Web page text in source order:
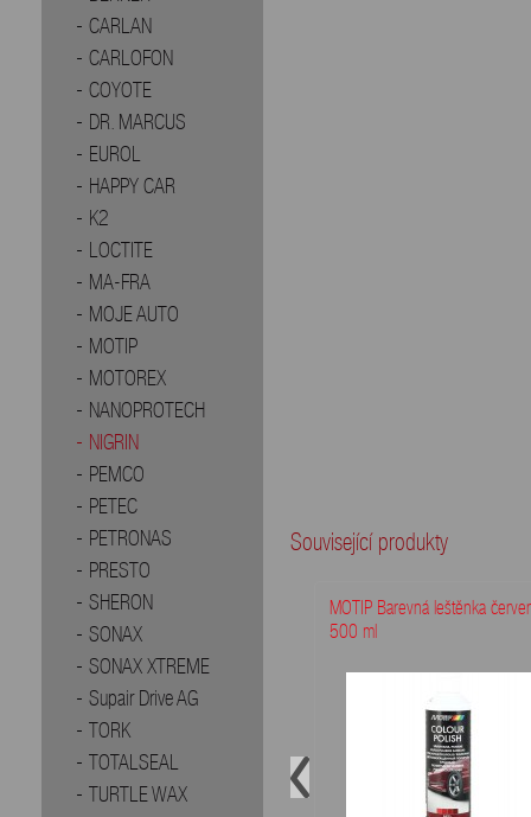
CARLAN
CARLOFON
COYOTE
DR. MARCUS
EUROL
HAPPY CAR
K2
LOCTITE
MA-FRA
MOJE AUTO
MOTIP
MOTOREX
NANOPROTECH
NIGRIN
PEMCO
PETEC
PETRONAS
PRESTO
SHERON
SONAX
SONAX XTREME
Supair Drive AG
TORK
TOTALSEAL
TURTLE WAX
Související produkty
MOTIP Barevná leštěnka
500 ml